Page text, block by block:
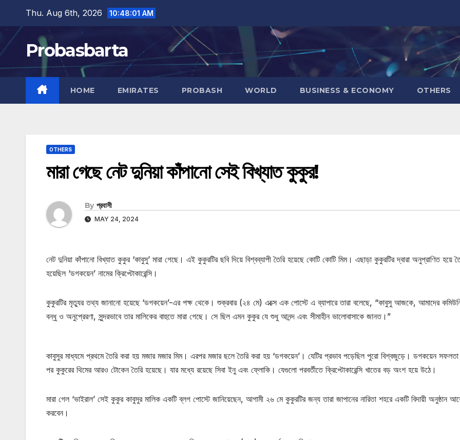
content
Thu. Aug 6th, 2026 10:48:02 AM
Probasbarta
HOME EMIRATES PROBASH WORLD BUSINESS & ECONOMY OTHERS
OTHERS
মারা গেছে নেট দুনিয়া কাঁপানো সেই বিখ্যাত কুকুর!
By প্রবাসী
MAY 24, 2024
নেট দুনিয়া কাঁপানো বিখ্যাত কুকুর ‘কাবুসু’ মারা গেছে। এই কুকুরটির ছবি দিয়ে বিশ্বব্যাপী তৈরি হয়েছে কোটি কোটি মিম। এছাড়া কুকুরটির দ্বারা অনুপ্রাণিত হয়ে
হয়েছিল ‘ডগকয়েন’ নামের ক্রিপ্টোকারেন্সি।
কুকুরটির মৃত্যুর তথ্য জানানো হয়েছে ‘ডগকয়েন’-এর পক্ষ থেকে। শুক্রবার (২৪ মে) এক্সে এক পোস্টে এ ব্যাপারে তারা বলেছে, “কাবুসু আজকে, আমাদের
বন্ধু ও অনুপ্রেরণা, সুন্দরভাবে তার মালিকের বাহুতে মারা গেছে। সে ছিল এমন কুকুর যে শুধু আনন্দ এবং সীমাহীন ভালোবাসাকে জানত।”
কাবুসুর মাধ্যমে প্রথমে তৈরি করা হয় মজার মজার মিম। এরপর মজার ছলে তৈরি করা হয় ‘ডগকয়েন’। যেটির প্রভাব পড়েছিল পুরো বিশ্বজুড়ে। ডগকয়েন সফলতা
পর কুকুরের থিমের আরও টোকেন তৈরি হয়েছে। যার মধ্যে রয়েছে সিবা ইনু এবং ফ্লোকি। যেগুলো পরবর্তীতে ক্রিপ্টোকারেন্সি খাতের বড় অংশ হয়ে উঠে।
মারা গেল ‘ভাইরাল’ সেই কুকুর কাবুসুর মালিক একটি ব্লগ পোস্টে জানিয়েছেন, আগামী ২৬ মে কুকুরটির জন্য তারা জাপানের নারিতা শহরে একটি বিদায়ী অনুষ্ঠান
করবেন।